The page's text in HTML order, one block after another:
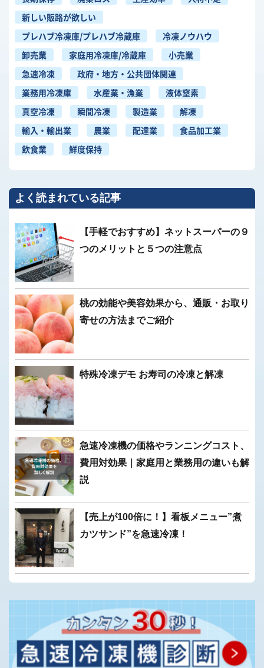
新しい販路が欲しい
プレハブ冷凍庫/プレハブ冷蔵庫
冷凍ノウハウ
卸売業
家庭用冷凍庫/冷蔵庫
小売業
急速冷凍
政府・地方・公共団体関連
業務用冷凍庫
水産業・漁業
液体窒素
真空冷凍
瞬間冷凍 製造業
解凍
輸入・輸出業
農業 配達業
食品加工業
飲食業
鮮度保持
よく読まれている記事
【手軽でおすすめ】ネットスーパーの９
つのメリットと５つの注意点
桃の効能や美容効果から、通販・お取り
寄せの方法までご紹介
特殊冷凍デモ お寿司の冷凍と解凍
急速冷凍機の価格やランニングコスト、
費用対効果｜家庭用と業務用の違いも解
説
【売上が100倍に！】看板メニュー”煮
カツサンド”を急速冷凍！